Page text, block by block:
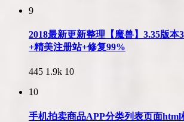
9
2018最新更新整理【魔兽】3.35版本
+精美注册站+修复99%
445 1.9k 10
10
手机拍卖商品APP分类列表页面html